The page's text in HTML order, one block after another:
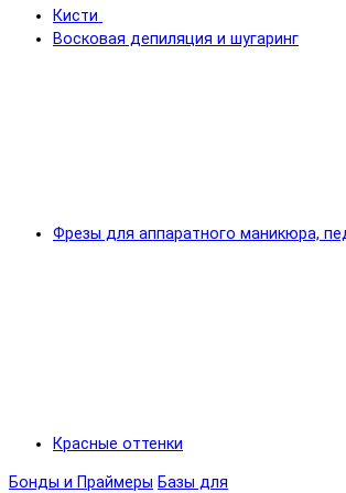
Кисти
Восковая депиляция и шугаринг
Фрезы для аппаратного маникюра,
Красные оттенки
Бонды и Праймеры Базы для